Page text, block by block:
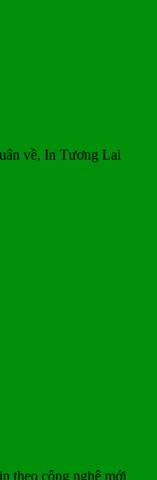
về, In Tương Lai
theo công nghệ mới